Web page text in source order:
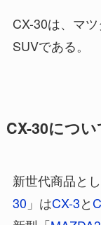
CX-30は、マ
SUVである。
CX-30につい
新世代商品と
30 」はCX-3と